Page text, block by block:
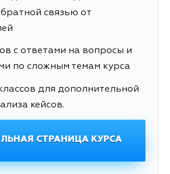
связью от
с ответами на вопросы и
по сложным темам курса
для дополнительной
кейсов.
СТРАНИЦА КУРСА